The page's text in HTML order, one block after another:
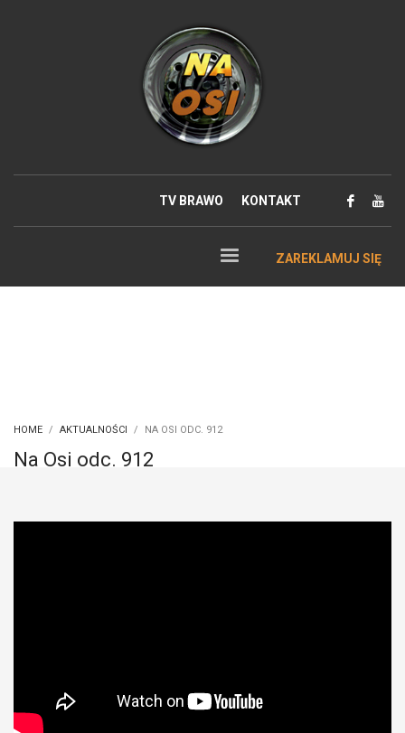
TV BRAWO KONTAKT
ZAREKLAMUJ SIĘ
HOME AKTUALNOŚCI NA OSI ODC. 912
Na Osi odc. 912